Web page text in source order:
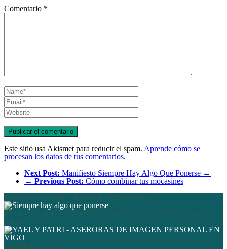
Comentario *
Este sitio usa Akismet para reducir el spam. Aprende cómo se
procesan los datos de tus comentarios.
Next Post: Manifiesto Siempre Hay Algo Que Ponerse →
← Previous Post: Cómo combinar tus mocasines
Asesoría de imagen – Personal shopper Vigo
PATRI Y YAEL – ASERORAS DE IMAGEN PERSONAL EN
VIGO
INFORMACIÓN